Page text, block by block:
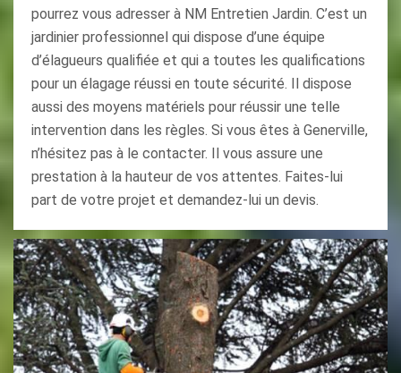
pourrez vous adresser à NM Entretien Jardin. C’est un
jardinier professionnel qui dispose d’une équipe
d’élagueurs qualifiée et qui a toutes les qualifications
pour un élagage réussi en toute sécurité. Il dispose
aussi des moyens matériels pour réussir une telle
intervention dans les règles. Si vous êtes à Generville,
n’hésitez pas à le contacter. Il vous assure une
prestation à la hauteur de vos attentes. Faites-lui
part de votre projet et demandez-lui un devis.